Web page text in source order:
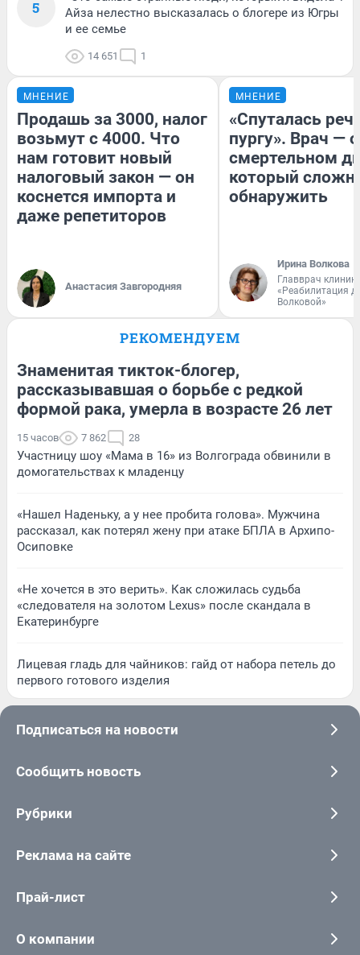
5
Айза нелестно высказалась о блогере из Югры
и ее семье
14 651 1
МНЕНИЕ
Продашь за 3000, налог
возьмут с 4000. Что
нам готовит новый
налоговый закон — он
коснется импорта и
даже репетиторов
Анастасия Завгородняя
МНЕНИЕ
«Спуталась
пургу». Врач — о
смертельном
который
обнаружить
Ирина Волкова
Главврач
«Реабилитация
Волковой»
РЕКОМЕНДУЕМ
Знаменитая тикток-блогер,
рассказывавшая о борьбе с редкой
формой рака, умерла в возрасте 26 лет
15 часов 7 862 28
Участницу шоу «Мама в 16» из Волгограда обвинили в
домогательствах к младенцу
«Нашел Наденьку, а у нее пробита голова». Мужчина
рассказал, как потерял жену при атаке БПЛА в Архипо-
Осиповке
«Не хочется в это верить». Как сложилась судьба
«следователя на золотом Lexus» после скандала в
Екатеринбурге
Лицевая гладь для чайников: гайд от набора петель до
первого готового изделия
Подписаться на новости
Сообщить новость
Рубрики
Реклама на сайте
Прай-лист
О компании